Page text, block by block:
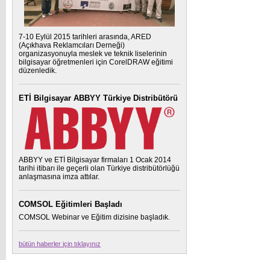
7-10 Eylül 2015 tarihleri arasında, ARED
(Açıkhava Reklamcıları Derneği)
organizasyonuyla meslek ve teknik liselerinin
bilgisayar öğretmenleri için CorelDRAW eğitimi
düzenledik.
ETİ Bilgisayar ABBYY Türkiye Distribütörü
ABBYY ve ETİ Bilgisayar firmaları 1 Ocak 2014
tarihi itibarı ile geçerli olan Türkiye distribütörlüğü
anlaşmasına imza attılar.
COMSOL Eğitimleri Başladı
COMSOL Webinar ve Eğitim dizisine başladık.
bütün haberler için tıklayınız